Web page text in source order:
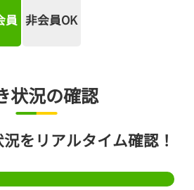
員 非会員OK
状況の確認
をリアルタイム確認！